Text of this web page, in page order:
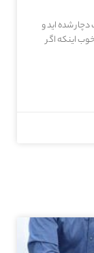
شده اید و
اینکه اگر